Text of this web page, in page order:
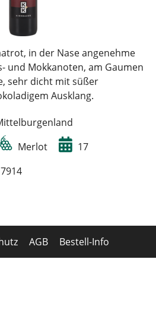
in der Nase angenehme
und Mokkanoten, am Gaumen
sehr dicht mit süßer
Ausklang.
Merlot
17
AGB Bestell-Info